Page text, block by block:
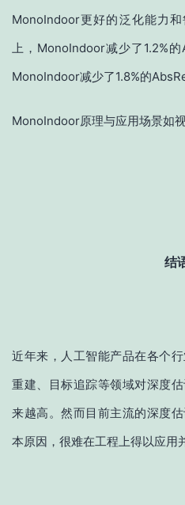
MonoIndoor更好的泛化能力
上，MonoIndoor减少了1.2%的
MonoIndoor减少了1.8%的
MonoIndoor原理与应用场景如
结
近年来，人工智能产品在各个
重建、目标追踪等领域对深度
来越高。然而目前主流的深度
本原因，很难在工程上得以应用